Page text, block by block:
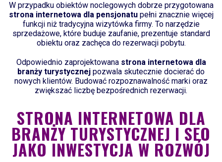
W przypadku obiektów noclegowych dobrze przygotowana
strona internetowa dla pensjonatupełni znacznie więcej
funkcji niż tradycyjna wizytówka firmy. To narzędzie
sprzedażowe, które buduje zaufanie, prezentuje standard
obiektu oraz zachęca do rezerwacji pobytu.
Odpowiednio zaprojektowana strona internetowa dla
branży turystycznej pozwala skutecznie docierać do
nowych klientów. Budować rozpoznawalność marki oraz
zwiększać liczbę bezpośrednich rezerwacji.
STRONA INTERNETOWA DLA
BRANŻY TURYSTYCZNEJ I SEO
JAKO INWESTYCJA W ROZWÓJ